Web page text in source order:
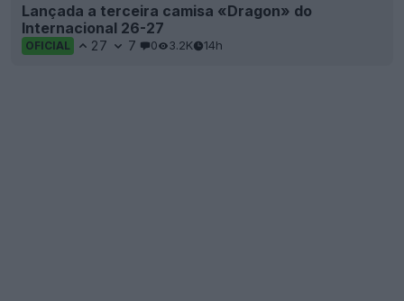
Lançada a terceira camisa «Dragon» do
Internacional 26-27
OFICIAL 27 7 0 3.2K 14h